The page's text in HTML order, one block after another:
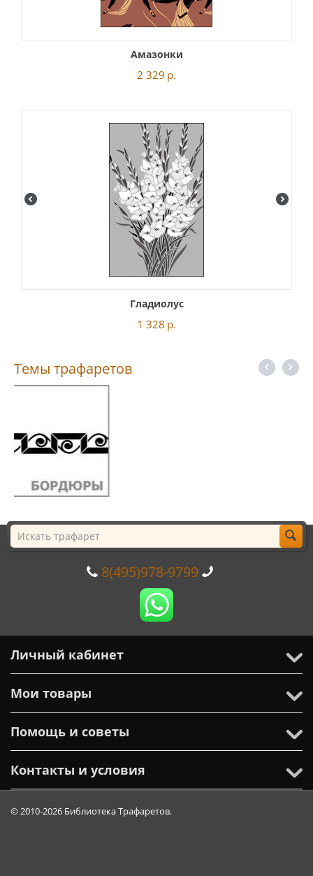
Амазонки
2 329 р.
Гладиолус
1 328 р.
Темы трафаретов
8(495)978-9799
Личный кабинет
Мои товары
Помощь и советы
Контакты и условия
© 2010-2026 Библиотека Трафаретов.